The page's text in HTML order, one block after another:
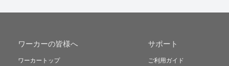
ワーカーの皆様へ
ワーカートップ
サポート
ご利用ガイド